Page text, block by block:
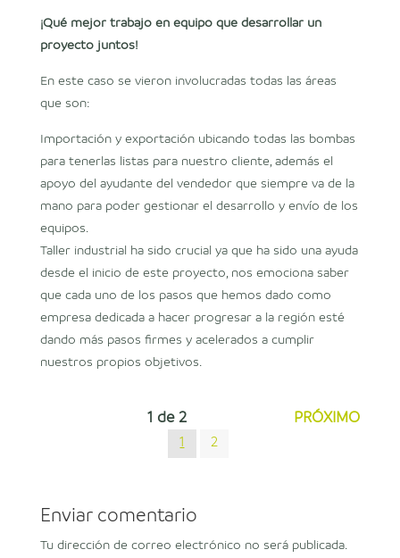
¡Qué mejor trabajo en equipo que desarrollar un
proyecto juntos!
En este caso se vieron involucradas todas las áreas
que son:
Importación y exportación ubicando todas las bombas
para tenerlas listas para nuestro cliente, además el
apoyo del ayudante del vendedor que siempre va de la
mano para poder gestionar el desarrollo y envío de los
equipos.
Taller industrial ha sido crucial ya que ha sido una ayuda
desde el inicio de este proyecto, nos emociona saber
que cada uno de los pasos que hemos dado como
empresa dedicada a hacer progresar a la región esté
dando más pasos firmes y acelerados a cumplir
nuestros propios objetivos.
PRÓXIMO
1 de 2
1 2
Enviar comentario
Tu dirección de correo electrónico no será publicada.